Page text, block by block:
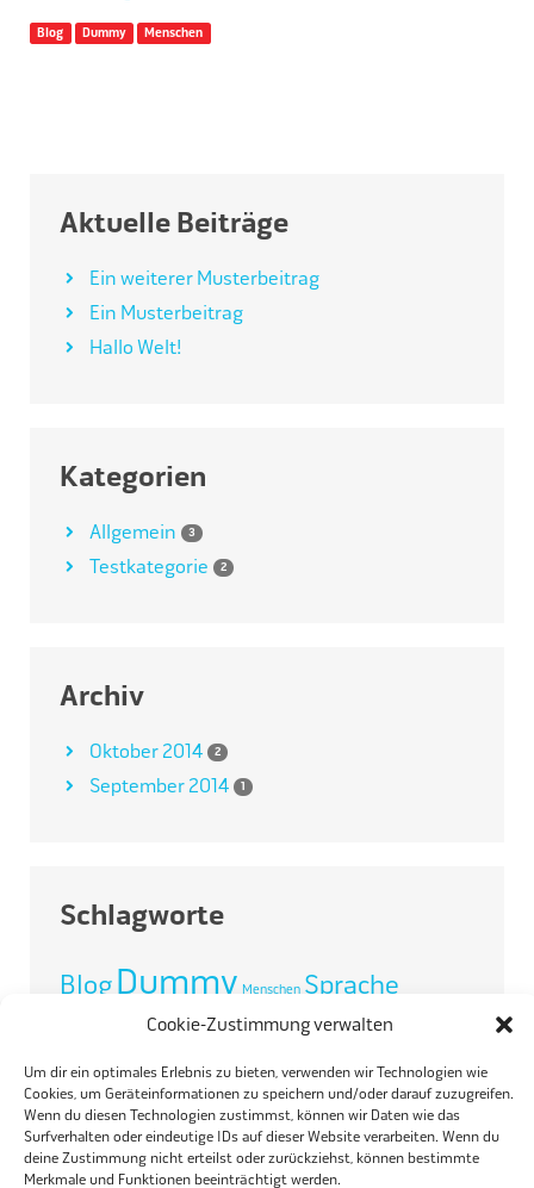
Cookie-Zustimmung verwalten
Um dir ein optimales Erlebnis zu bieten, verwenden wir Technologien wie
Cookies, um Geräteinformationen zu speichern und/oder darauf zuzugreifen.
Wenn du diesen Technologien zustimmst, können wir Daten wie das
Surfverhalten oder eindeutige IDs auf dieser Website verarbeiten. Wenn du
deine Zustimmung nicht erteilst oder zurückziehst, können bestimmte
Merkmale und Funktionen beeinträchtigt werden.
Blog Dummy Menschen
Aktuelle Beiträge
Ein weiterer Musterbeitrag
Ein Musterbeitrag
Hallo Welt!
Kategorien
Allgemein 3
Testkategorie 2
Archiv
Oktober 2014 2
September 2014 1
Schlagworte
Blog Dummy Menschen Sprache
REMA TIP TOP SCHWEIZ AG
Birmensdorferstrasse 30 · 8902 Urdorf / Schweiz